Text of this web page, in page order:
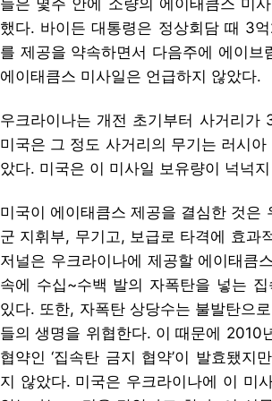
들은 몇주 안에 소량의 에이태큼스 미
했다. 바이든 대통령은 정상회담 때 3
를 제공을 약속하면서 다음주에 에이
에이태큼스 미사일은 언급하지 않았다.
우크라이나는 개전 초기부터 사거리
미국은 그 정도 사거리의 무기는 러시
았다. 미국은 이 미사일 보유량이 넉넉
미국이 에이태큼스 제공을 결심한 것은
군 지휘부, 무기고, 보급로 타격에 효과
저널은 우크라이나에 제공할 에이태큼
속에 수십~수백 발의 자폭탄을 넣는
있다. 또한, 자폭탄 상당수는 불발탄으
들의 생명을 위협한다. 이 때문에 2010
협약인 ‘집속탄 금지 협약’이 발효됐
지 않았다. 미국은 우크라이나에 이 미